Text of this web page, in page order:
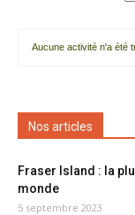
Aucune activité n'a été
Nos articles
Fraser Island : la
monde
5 septembre 2023